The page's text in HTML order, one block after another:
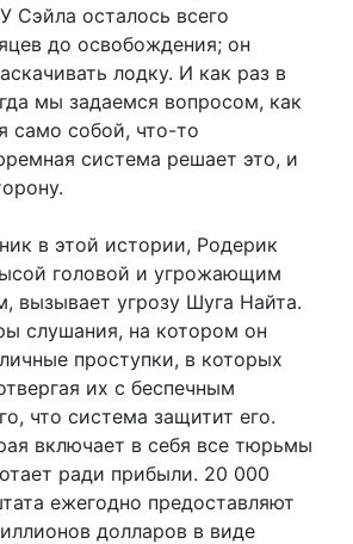
Сэйла осталось всего
до освобождения; он
лодку. И как раз в
мы задаемся вопросом, как
само собой, что-то
система решает это, и
в этой истории, Родерик
головой и угрожающим
вызывает угрозу Шуга Найта.
слушания, на котором он
проступки, в которых
их с беспечным
что система защитит его.
включает в себя все тюрьмы
ради прибыли. 20 000
ежегодно предоставляют
долларов в виде